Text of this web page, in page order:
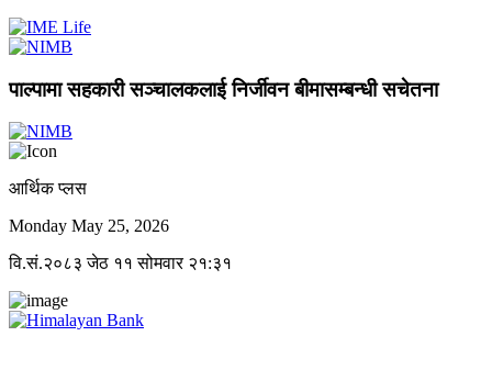
पाल्पामा सहकारी सञ्चालकलाई निर्जीवन बीमासम्बन्धी सचेतना
आर्थिक प्लस
Monday May 25, 2026
वि.सं.२०८३ जेठ ११ सोमवार २१:३१